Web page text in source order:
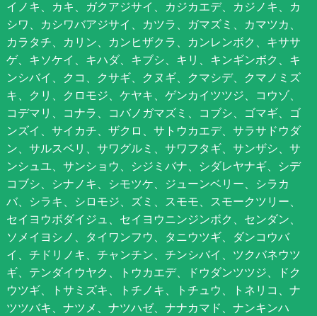
イノキ、カキ、ガクアジサイ、カジカエデ、カジノキ、カ
シワ、カシワバアジサイ、カツラ、ガマズミ、カマツカ、
カラタチ、カリン、カンヒザクラ、カンレンボク、キササ
ゲ、キソケイ、キハダ、キブシ、キリ、キンギンボク、キ
ンシバイ、クコ、クサギ、クヌギ、クマシデ、クマノミズ
キ、クリ、クロモジ、ケヤキ、ゲンカイツツジ、コウゾ、
コデマリ、コナラ、コバノガマズミ、コブシ、ゴマギ、ゴ
ンズイ、サイカチ、ザクロ、サトウカエデ、サラサドウダ
ン、サルスベリ、サワグルミ、サワフタギ、サンザシ、サ
ンシュユ、サンショウ、シジミバナ、シダレヤナギ、シデ
コブシ、シナノキ、シモツケ、ジューンベリー、シラカ
バ、シラキ、シロモジ、ズミ、スモモ、スモークツリー、
セイヨウボダイジュ、セイヨウニンジンボク、センダン、
ソメイヨシノ、タイワンフウ、タニウツギ、ダンコウバ
イ、チドリノキ、チャンチン、チンシバイ、ツクバネウツ
ギ、テンダイウヤク、トウカエデ、ドウダンツツジ、ドク
ウツギ、トサミズキ、トチノキ、トチュウ、トネリコ、ナ
ツツバキ、ナツメ、ナツハゼ、ナナカマド、ナンキンハ